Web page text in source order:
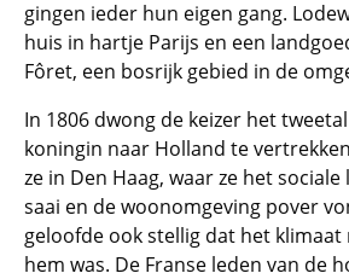
gingen ieder hun eigen gang.
huis in hartje Parijs en een
Fôret, een bosrijk gebied in de
In 1806 dwong de keizer het
koningin naar Holland te
ze in Den Haag, waar ze het
saai en de woonomgeving pover
geloofde ook stellig dat het
hem was. De Franse leden van de